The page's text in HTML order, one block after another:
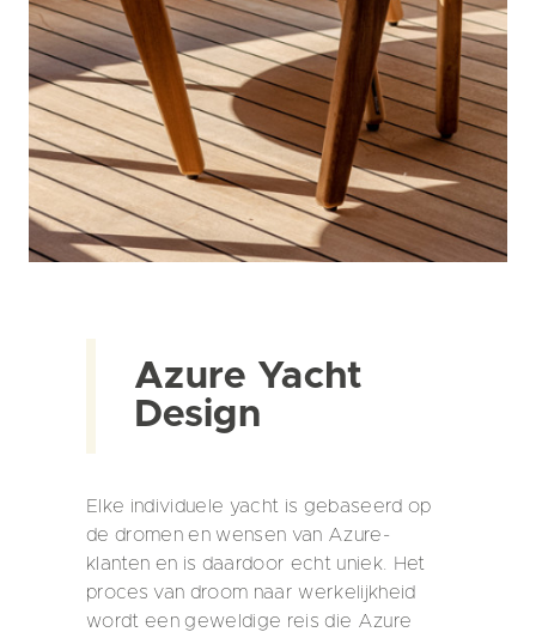
Azure Yacht
Design
Elke individuele yacht is gebaseerd op
de dromen en wensen van Azure-
klanten en is daardoor echt uniek. Het
proces van droom naar werkelijkheid
wordt een geweldige reis die Azure